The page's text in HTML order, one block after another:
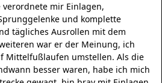
mir Einlagen,
und komplette
tägliches Ausrollen mit dem
war er der Meinung, ich
Mittelfußlaufen umstellen. Als die
besser waren, habe ich mich